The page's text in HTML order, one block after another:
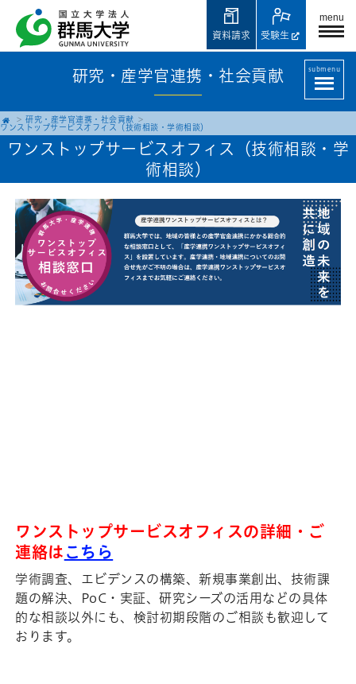
menu
受験生
資料請求
研究・産学官連携・社会貢献 submenu
研究・産学官連携・社会貢献
ワンストップサービスオフィス（技術相談・学術相談）
ワンストップサービスオフィス（技術相談・学
術相談）
ワンストップサービスオフィスの詳細・ご
連絡は こちら
学術調査、エビデンスの構築、新規事業創出、技術課
題の解決、PoC・実証、研究シーズの活用などの具体
的な相談以外にも、検討初期段階のご相談も歓迎して
おります。